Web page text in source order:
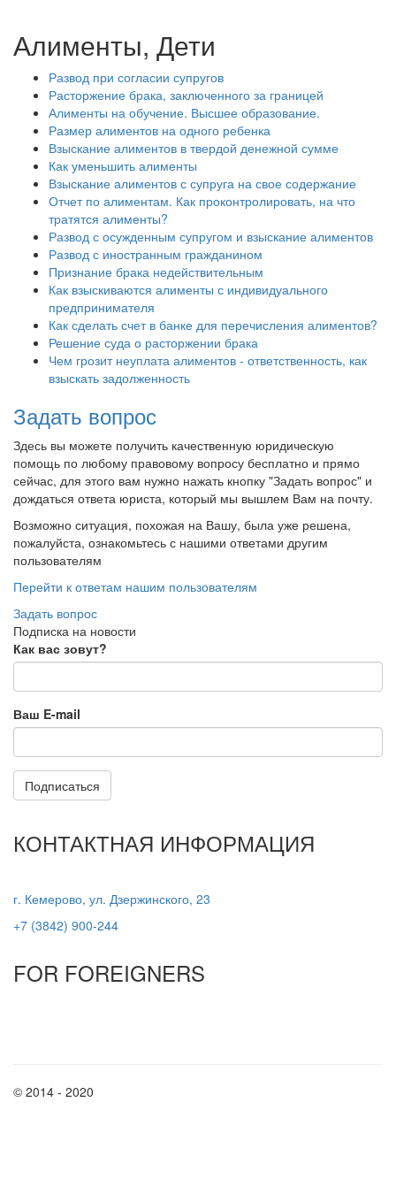
Алименты, Дети
Развод при согласии супругов
Расторжение брака, заключенного за границей
Алименты на обучение. Высшее образование.
Размер алиментов на одного ребенка
Взыскание алиментов в твердой денежной сумме
Как уменьшить алименты
Взыскание алиментов с супруга на свое содержание
Отчет по алиментам. Как проконтролировать, на что
тратятся алименты?
Развод с осужденным супругом и взыскание алиментов
Развод с иностранным гражданином
Признание брака недействительным
Как взыскиваются алименты с индивидуального
предпринимателя
Как сделать счет в банке для перечисления алиментов?
Решение суда о расторжении брака
Чем грозит неуплата алиментов - ответственность, как
взыскать задолженность
Задать вопрос
Здесь вы можете получить качественную юридическую
помощь по любому правовому вопросу бесплатно и прямо
сейчас, для этого вам нужно нажать кнопку "Задать вопрос" и
дождаться ответа юриста, который мы вышлем Вам на почту.
Возможно ситуация, похожая на Вашу, была уже решена,
пожалуйста, ознакомьтесь с нашими ответами другим
пользователям
Перейти к ответам нашим пользователям
Задать вопрос
Подписка на новости
Как вас зовут?
Ваш E-mail
Подписаться
КОНТАКТНАЯ ИНФОРМАЦИЯ
г. Кемерово, ул. Дзержинского, 23
+7 (3842) 900-244
FOR FOREIGNERS
© 2014 - 2020